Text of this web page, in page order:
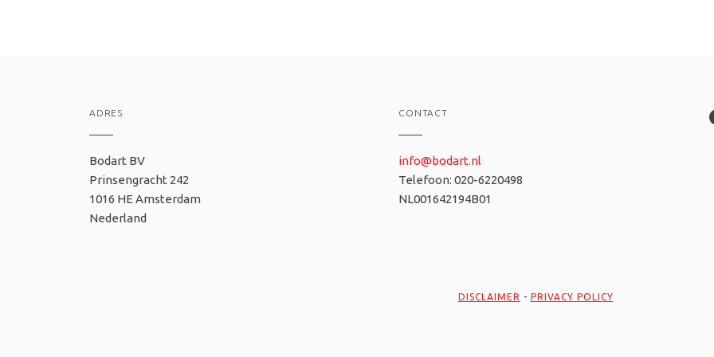
ADRES
Bodart BV
Prinsengracht 242
1016 HE Amsterdam
Nederland
CONTACT
info@bodart.nl
Telefoon: 020-6220498
NL001642194B01
DISCLAIMER - PRIVACY POLICY